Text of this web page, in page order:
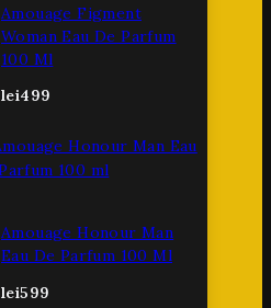
Amouage Figment
Woman Eau De Parfum
100 Ml
lei499
Amouage Honour Man
Eau De Parfum 100 Ml
lei599